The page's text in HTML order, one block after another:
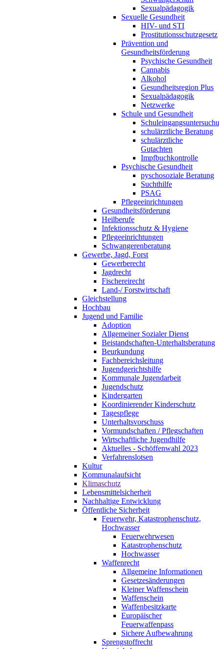
Sexualpädagogik
Sexuelle Gesundheit
HIV- und STI
Prostitutionsschutzgesetz
Prävention und
Gesundheitsförderung
Psychische Gesundheit
Cannabis
Alkohol
Gesundheitsregion Plus
Sexualpädagogik
Netzwerke
Schule und Gesundheit
schulärztliche Beratung
schulärztliche
Gutachten
Impfbuchkontrolle
Psychische Gesundheit
pyschosoziale Beratung
Suchthilfe
PSAG
Pflegeeinrichtungen
Gesundheitsförderung
Heilberufe
Infektionsschutz & Hygiene
Pflegeeinrichtungen
Schwangerenberatung
Gewerbe, Jagd, Forst
Gewerberecht
Jagdrecht
Fischereirecht
Land-/ Forstwirtschaft
Gleichstellung
Hochbau
Jugend und Familie
Adoption
Allgemeiner Sozialer Dienst
Beistandschaften-Unterhaltsberatung
Beurkundung
Fachbereichsleitung
Jugendgerichtshilfe
Kommunale Jugendarbeit
Jugendschutz
Kindergarten
Koordinierender Kinderschutz
Tagespflege
Unterhaltsvorschuss
Vormundschaften / Pflegschaften
Wirtschaftliche Jugendhilfe
Aktuelles - Schöffenwahl 2023
Verfahrenslotsen
Kultur
Kommunalaufsicht
Klimaschutz
Lebensmittelsicherheit
Nachhaltige Entwicklung
Öffentliche Sicherheit
Feuerwehr, Katastrophenschutz,
Hochwasser
Feuerwehrwesen
Katastrophenschutz
Hochwasser
Waffenrecht
Allgemeine Informationen
Gesetzesänderungen
Kleiner Waffenschein
Waffenschein
Waffenbesitzkarte
Europäischer
Feuerwaffenpass
Sichere Aufbewahrung
Sprengstoffrecht